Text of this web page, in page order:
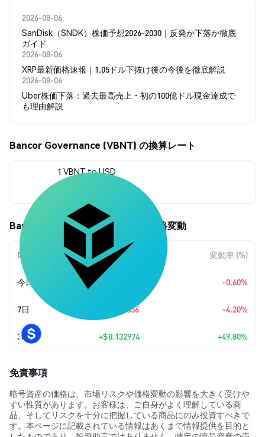
2026-08-06
SanDisk（SNDK）株価予想2026-2030｜反発か下落か徹底
ガイド
2026-08-06
XRP最新価格速報｜1.05ドル下抜け後の今後を徹底解説
2026-08-06
Uber株価下落：過去最高売上・初の100億ドル現金達成で
も理由解説
Bancor Governance (VBNT) の換算レート
1 VBNT to USD
Bancor Governance (VBNT) の価格変動
期間 金額変動 変動率 (%)
今日 $-0.00241442 -0.60%
7日 -$0.017536 -4.20%
30日 +$0.132974 +49.80%
免責事項
暗号資産の価格は、市場リスクや価格変動の影響を大きく受けや
すい性質があります。お客様は、ご自身がよく理解している商
品、そしてリスクを十分に把握している商品にのみ投資すべきで
す。本ページに記載されている情報はあくまで情報提供を目的と